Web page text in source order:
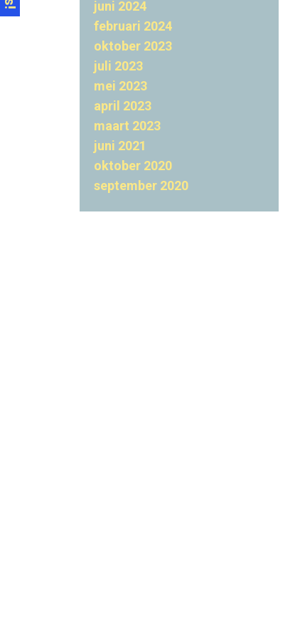
juni 2024
februari 2024
oktober 2023
juli 2023
mei 2023
april 2023
maart 2023
juni 2021
oktober 2020
september 2020